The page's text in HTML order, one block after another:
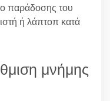
παράδοσης του
ή λάπτοπ κατά
μνήμης